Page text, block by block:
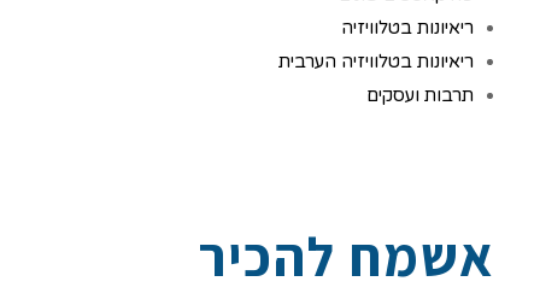
ריאיונות בטלוויזיה
ריאיונות בטלוויזיה הערבית
תרבות ועסקים
אשמח להכיר